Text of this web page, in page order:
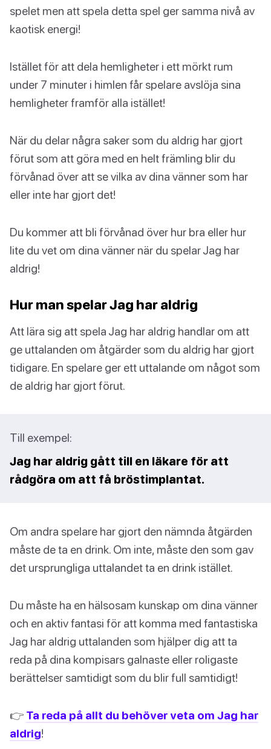
spelet men att spela detta spel ger samma nivå av
kaotisk energi!
Istället för att dela hemligheter i ett mörkt rum
under 7 minuter i himlen får spelare avslöja sina
hemligheter framför alla istället!
När du delar några saker som du aldrig har gjort
förut som att göra med en helt främling blir du
förvånad över att se vilka av dina vänner som har
eller inte har gjort det!
Du kommer att bli förvånad över hur bra eller hur
lite du vet om dina vänner när du spelar Jag har
aldrig!
Hur man spelar Jag har aldrig
Att lära sig att spela Jag har aldrig handlar om att
ge uttalanden om åtgärder som du aldrig har gjort
tidigare. En spelare ger ett uttalande om något som
de aldrig har gjort förut.
Till exempel:
Jag har aldrig gått till en läkare för att
rådgöra om att få bröstimplantat.
Om andra spelare har gjort den nämnda åtgärden
måste de ta en drink. Om inte, måste den som gav
det ursprungliga uttalandet ta en drink istället.
Du måste ha en hälsosam kunskap om dina vänner
och en aktiv fantasi för att komma med fantastiska
Jag har aldrig uttalanden som hjälper dig att ta
reda på dina kompisars galnaste eller roligaste
berättelser samtidigt som du blir full samtidigt!
👉 Ta reda på allt du behöver veta om Jag har
aldrig!